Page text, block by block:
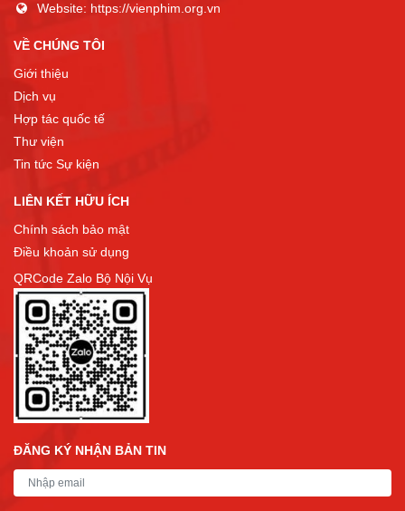
Website: https://vienphim.org.vn
VỀ CHÚNG TÔI
Giới thiệu
Dịch vụ
Hợp tác quốc tế
Thư viện
Tin tức Sự kiện
LIÊN KẾT HỮU ÍCH
Chính sách bảo mật
Điều khoản sử dụng
QRCode Zalo Bộ Nội Vụ
ĐĂNG KÝ NHẬN BẢN TIN